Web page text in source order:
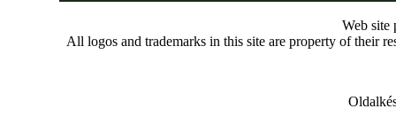
Web site
All logos and trademarks in this site are property of their